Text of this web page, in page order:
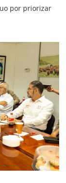
por priorizar